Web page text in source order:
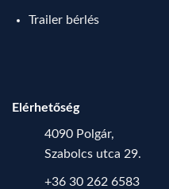
Trailer bérlés
Elérhetőség
4090 Polgár,
Szabolcs utca 29.
+36 30 262 6583